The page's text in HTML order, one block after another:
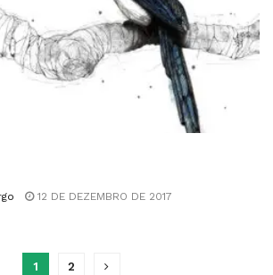
12 DE DEZEMBRO DE 2017
1 2